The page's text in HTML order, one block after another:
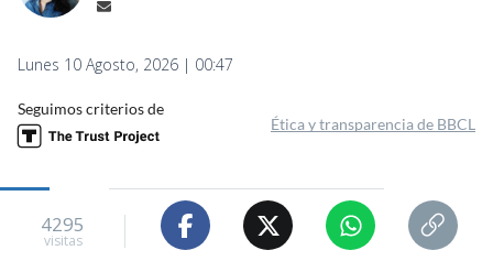
Lunes 10 Agosto, 2026 | 00:47
Seguimos criterios de
Ética y transparencia de BBCL
4295
visitas